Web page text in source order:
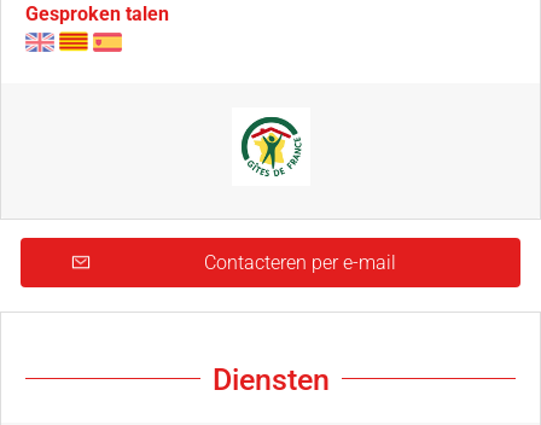
Gesproken talen
Contacteren per e-mail
Diensten